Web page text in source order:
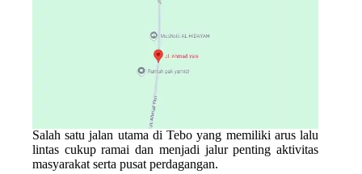
Salah satu jalan utama di Tebo yang memiliki arus lalu
lintas cukup ramai dan menjadi jalur penting aktivitas
masyarakat serta pusat perdagangan.